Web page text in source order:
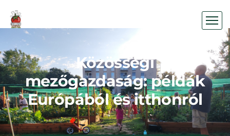
Közösségi
mezőgazdaság: példák
Európából és itthonról